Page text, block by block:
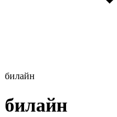
билайн
билайн